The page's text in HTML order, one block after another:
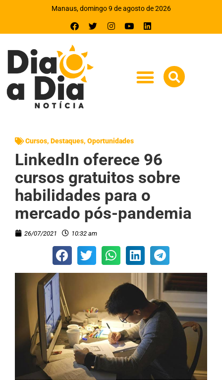
Manaus, domingo 9 de agosto de 2026
Cursos, Destaques, Oportunidades
LinkedIn oferece 96
cursos gratuitos sobre
habilidades para o
mercado pós-pandemia
26/07/2021 10:32 am